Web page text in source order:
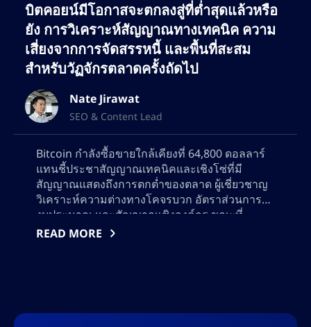
บิตคอยน์มีโอกาสจะตกลงสู่ที่ต่ำสุดแล้วหรือ
ยัง การวิเคราะห์สัญญาณทางเทคนิค ความ
เสี่ยงจากการจัดสรรหนี้ และพื้นที่สะสม
สำหรับวัฏจักรตลาดครั้งถัดไป
Nate Jirawat
SEO & Content Lead
Bitcoin กำลังซื้อขายใกล้เคียงที่ 64,800 ดอลลาร์
แทนชี้ประชาสัญญาณเทคนิคและเชิงโซ่ที่มี
สัญญาณแสดงถึงการตกต่ำของตลาด ผู้เชี่ยวชาญ
วิเคราะห์ความต่างทางโคจรบวก อัตราส่วนการใช้
งบประมาณ และสัญญาณเชิงองค์กร ขณะที่
พิจารณาว่าการเคลื่อนไหวถัดไปของ Bitcoin จะ
READ MORE